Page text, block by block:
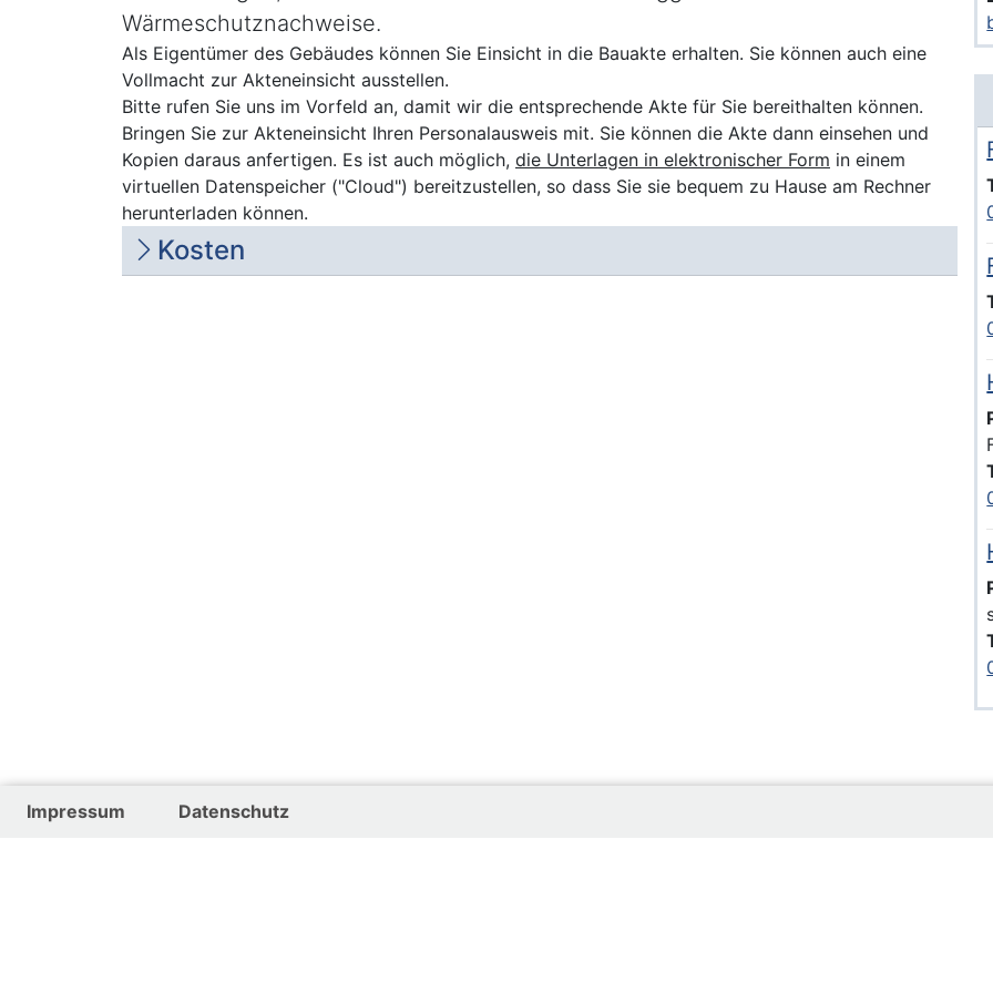
Wärmeschutznachweise.
Beschreibung
Als Eigentümer des Gebäudes können Sie Einsicht in die Bauakte erhalten. Sie können auch eine
Vollmacht zur Akteneinsicht ausstellen.
Bitte rufen Sie uns im Vorfeld an, damit wir die entsprechende Akte für Sie bereithalten können.
Bringen Sie zur Akteneinsicht Ihren Personalausweis mit. Sie können die Akte dann einsehen und
Kopien daraus anfertigen. Es ist auch möglich, die Unterlagen in elektronischer Form in einem
virtuellen Datenspeicher ("Cloud") bereitzustellen, so dass Sie sie bequem zu Hause am Rechner
herunterladen können.
Kosten
Impressum Datenschutz